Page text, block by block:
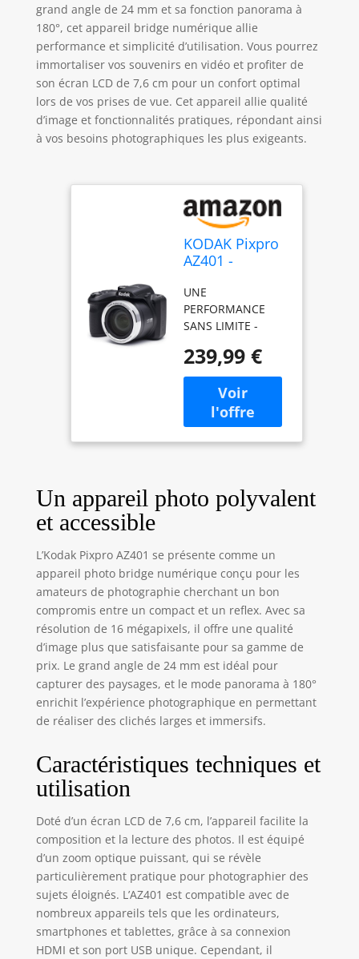
grand angle de 24 mm et sa fonction panorama à
180°, cet appareil bridge numérique allie
performance et simplicité d’utilisation. Vous pourrez
immortaliser vos souvenirs en vidéo et profiter de
son écran LCD de 7,6 cm pour un confort optimal
lors de vos prises de vue. Cet appareil allie qualité
d’image et fonctionnalités pratiques, répondant ainsi
à vos besoins photographiques les plus exigeants.
KODAK Pixpro
AZ401 -
Bridge
Numérique 16
Mpixels,
Enregistrement
vidéo, Grand
Angle 24 mm,
Ecran LCD 7,6
cm, Panorama
180° - Noir
UNE
PERFORMANCE
SANS LIMITE -
numérique KODAK
PIXPRO AZ401 offre
un zoom optique
ultra long 40x avec
stabilisation
optique pour
des panoramas
époustouflants à
geste.
239,99 €
Un appareil photo polyvalent
et accessible
L’Kodak Pixpro AZ401 se présente comme un
appareil photo bridge numérique conçu pour les
amateurs de photographie cherchant un bon
compromis entre un compact et un reflex. Avec sa
résolution de 16 mégapixels, il offre une qualité
d’image plus que satisfaisante pour sa gamme de
prix. Le grand angle de 24 mm est idéal pour
capturer des paysages, et le mode panorama à 180°
enrichit l’expérience photographique en permettant
de réaliser des clichés larges et immersifs.
Caractéristiques techniques et
utilisation
Doté d’un écran LCD de 7,6 cm, l’appareil facilite la
composition et la lecture des photos. Il est équipé
d’un zoom optique puissant, qui se révèle
particulièrement pratique pour photographier des
sujets éloignés. L’AZ401 est compatible avec de
nombreux appareils tels que les ordinateurs,
smartphones et tablettes, grâce à sa connexion
HDMI et son port USB unique. Cependant, il